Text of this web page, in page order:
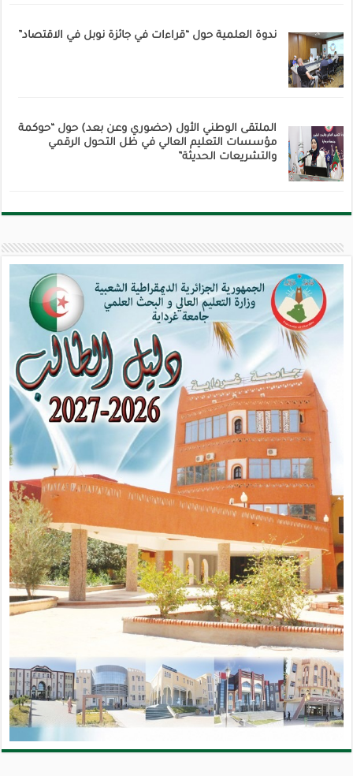
ندوة العلمية حول “قراءات في جائزة نوبل في الاقتصاد”
الملتقى الوطني الأول (حضوري وعن بعد) حول “حوكمة
مؤسسات التعليم العالي في ظل التحول الرقمي
والتشريعات الحديثة”